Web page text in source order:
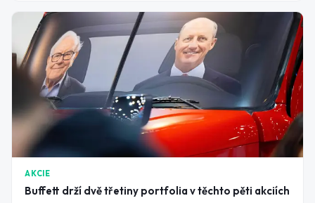
AKCIE
Buffett drží dvě třetiny portfolia v těchto pěti akciích